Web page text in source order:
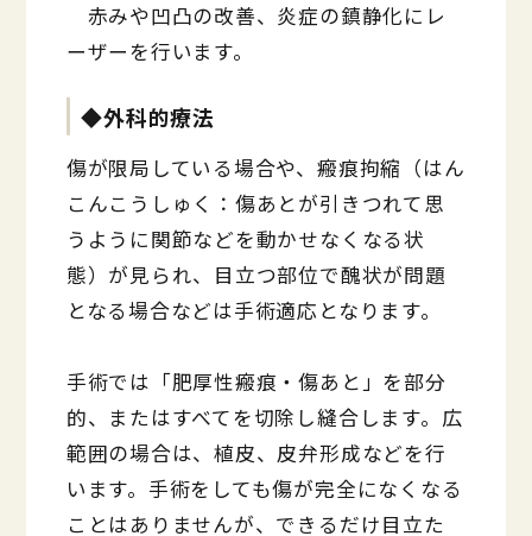
赤みや凹凸の改善、炎症の鎮静化にレ
ーザーを行います。
◆外科的療法
傷が限局している場合や、瘢痕拘縮（はん
こんこうしゅく：傷あとが引きつれて思
うように関節などを動かせなくなる状
態）が見られ、目立つ部位で醜状が問題
となる場合などは手術適応となります。
手術では「肥厚性瘢痕・傷あと」を部分
的、またはすべてを切除し縫合します。広
範囲の場合は、植皮、皮弁形成などを行
います。手術をしても傷が完全になくなる
ことはありませんが、できるだけ目立た